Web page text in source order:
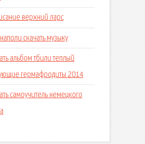
верхний ларс
скачать музыку
альбом тбили теплый
гермафродиты 2014
самоучитель немецкого